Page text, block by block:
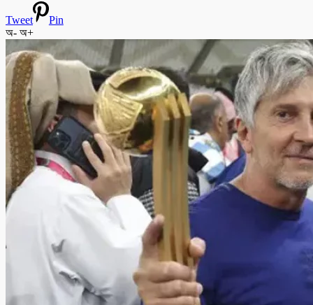
Tweet
Pin
অ- অ+